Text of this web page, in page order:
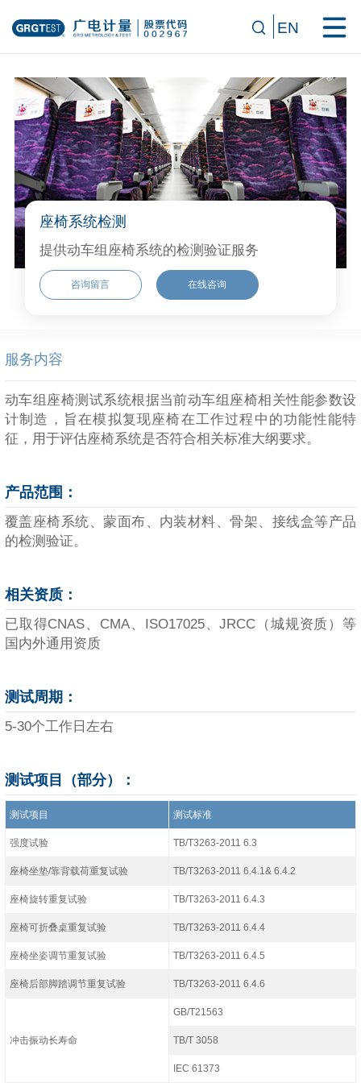
EN
座椅系统检测
提供动车组座椅系统的检测验证服务
咨询留言 在线咨询
服务内容
动车组座椅测试系统根据当前动车组座椅相关性能参数设
计制造，旨在模拟复现座椅在工作过程中的功能性能特
征，用于评估座椅系统是否符合相关标准大纲要求。
产品范围：
覆盖座椅系统、蒙面布、内装材料、骨架、接线盒等产品
的检测验证。
相关资质：
已取得CNAS、CMA、ISO17025、JRCC（城规资质）等
国内外通用资质
测试周期：
5-30个工作日左右
测试项目（部分）：
测试项目 测试标准
强度试验 TB/T3263-2011 6.3
座椅坐垫/靠背载荷重复试验 TB/T3263-2011 6.4.1& 6.4.2
座椅旋转重复试验 TB/T3263-2011 6.4.3
座椅可折叠桌重复试验 TB/T3263-2011 6.4.4
座椅坐姿调节重复试验 TB/T3263-2011 6.4.5
座椅后部脚踏调节重复试验 TB/T3263-2011 6.4.6
冲击振动长寿命
GB/T21563
TB/T 3058
IEC 61373